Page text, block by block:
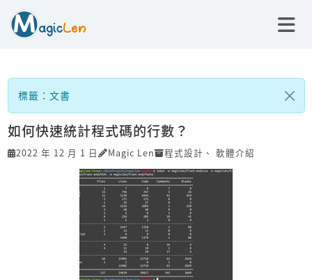
標籤：文書
如何快速統計程式碼的行數？
2022 年 12 月 1 日 Magic Len 程式設計 、 軟體介紹